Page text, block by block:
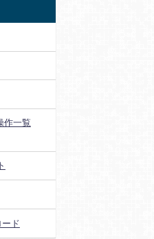
作一覧
ド